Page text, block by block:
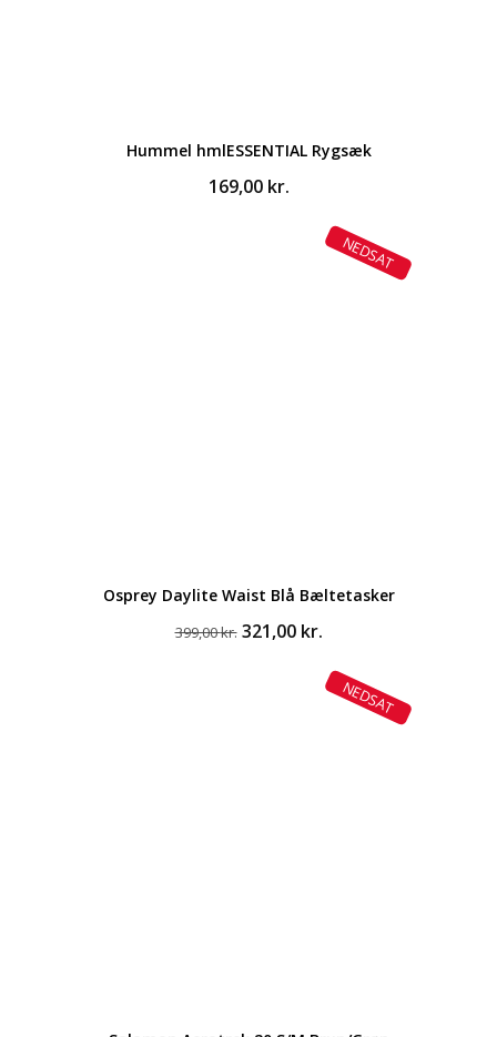
Hummel hmlESSENTIAL Rygsæk
169,00 kr.
NEDSAT
Osprey Daylite Waist Blå Bæltetasker
399,00kr. Den
321,00 kr.Den
pris
er:
321,00 kr..
NEDSAT